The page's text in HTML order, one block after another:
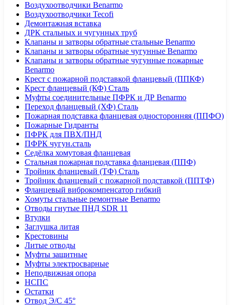
Воздухоотводчики Benarmo
Воздухоотводчики Tecofi
Демонтажная вставка
ДРК стальных и чугунных труб
Клапаны и затворы обратные стальные Benarmo
Клапаны и затворы обратные чугунные Benarmo
Клапаны и затворы обратные чугунные пожарные
Benarmo
Крест с пожарной подставкой фланцевый (ППКФ)
Крест фланцевый (КФ) Сталь
Муфты соединительные ПФРК и ДР Benarmo
Переход фланцевый (ХФ) Сталь
Пожарная подставка фланцевая односторонняя (ППФО)
Пожарные Гидранты
ПФРК для ПВХ/ПНД
ПФРК чугун.сталь
Седёлка хомутовая фланцевая
Стальная пожарная подставка фланцевая (ППФ)
Тройник фланцевый (ТФ) Сталь
Тройник фланцевый с пожарной подставкой (ППТФ)
Фланцевый виброкомпенсатор гибкий
Хомуты стальные ремонтные Benarmo
Отводы гнутые ПНД SDR 11
Втулки
Заглушка литая
Крестовины
Литые отводы
Муфты защитные
Муфты электросварные
Неподвижная опора
НСПС
Остатки
Отвод Э/С 45°